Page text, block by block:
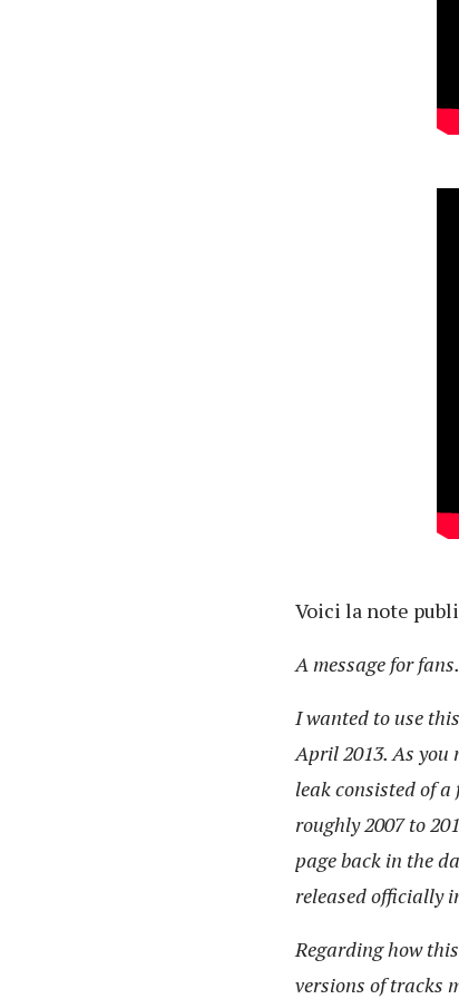
Voici la note
A message for fans.
I wanted to use
April 2013. As you
leak consisted of
roughly 2007 to
page back in the
released officially
Regarding how
versions of tracks